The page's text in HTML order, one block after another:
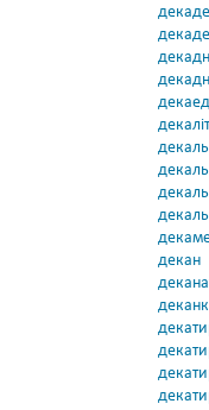
декан